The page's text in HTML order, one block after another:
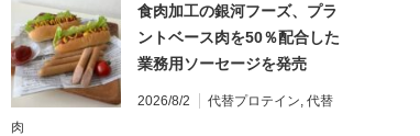
食肉加工の銀河フーズ、プラ
ントベース肉を50％配合した
業務用ソーセージを発売
2026/8/2 代替プロテイン 代替
肉